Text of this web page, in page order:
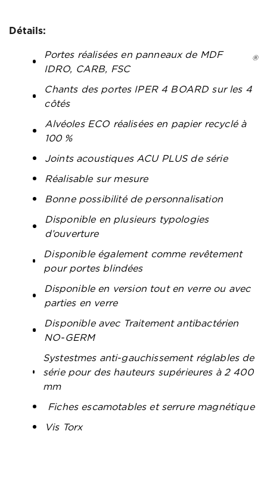
Détails:
Portes réalisées en panneaux de MDF
IDRO, CARB, FSC
®
Chants des portes IPER 4 BOARD sur les 4
côtés
Alvéoles ECO réalisées en papier recyclé à
100 %
Joints acoustiques ACU PLUS de série
Réalisable sur mesure
Bonne possibilité de personnalisation
Disponible en plusieurs typologies
d’ouverture
Disponible également comme revêtement
pour portes blindées
Disponible en version tout en verre ou avec
parties en verre
Disponible avec Traitement antibactérien
NO-GERM
Systestmes anti-gauchissement réglables de
série pour des hauteurs supérieures à 2 400
mm
Fiches escamotables et serrure magnétique
Vis Torx